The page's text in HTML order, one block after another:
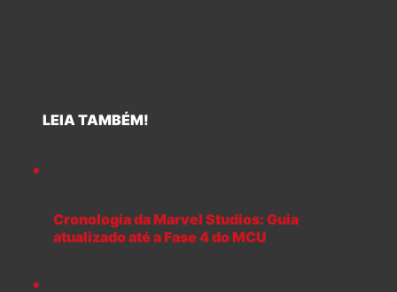
LEIA TAMBÉM!
Cronologia da Marvel Studios: Guia
atualizado até a Fase 4 do MCU